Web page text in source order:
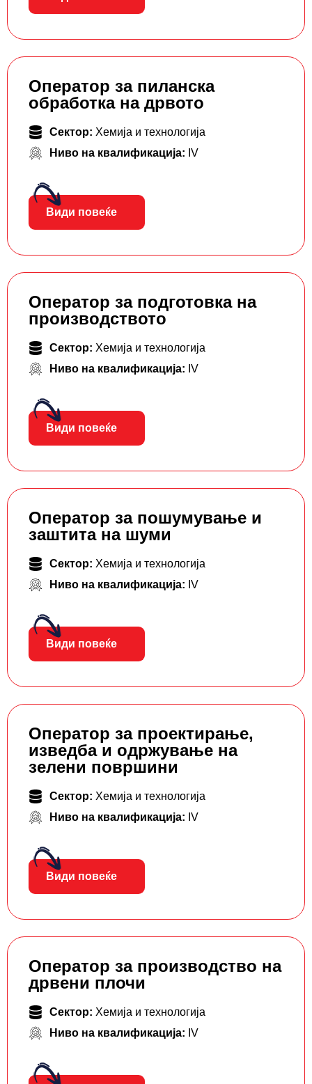
Оператор за пиланска
обработка на дрвото
Сектор: Хемија и технологија
Ниво на квалификација: IV
Види повеќе
Оператор за подготовка на
производството
Сектор: Хемија и технологија
Ниво на квалификација: IV
Види повеќе
Оператор за пошумување и
заштита на шуми
Сектор: Хемија и технологија
Ниво на квалификација: IV
Види повеќе
Оператор за проектирање,
изведба и одржување на
зелени површини
Сектор: Хемија и технологија
Ниво на квалификација: IV
Види повеќе
Оператор за производство на
дрвени плочи
Сектор: Хемија и технологија
Ниво на квалификација: IV